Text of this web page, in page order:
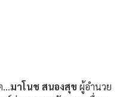
มาโนช สนองสุข ผู้อำนวย